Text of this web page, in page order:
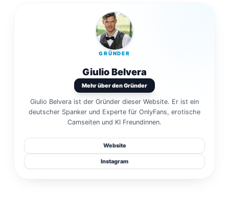
GRÜNDER
Giulio Belvera
Mehr über den Gründer
Giulio Belvera ist der Gründer dieser Website. Er ist ein
deutscher Spanker und Experte für OnlyFans, erotische
Camseiten und KI Freundinnen.
Website
Instagram